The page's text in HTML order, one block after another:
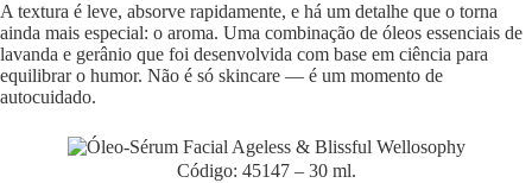
A textura é leve, absorve rapidamente, e há um detalhe que o torna
ainda mais especial: o aroma. Uma combinação de óleos essenciais de
lavanda e gerânio que foi desenvolvida com base em ciência para
equilibrar o humor. Não é só skincare — é um momento de
autocuidado.
Código: 45147 – 30 ml.